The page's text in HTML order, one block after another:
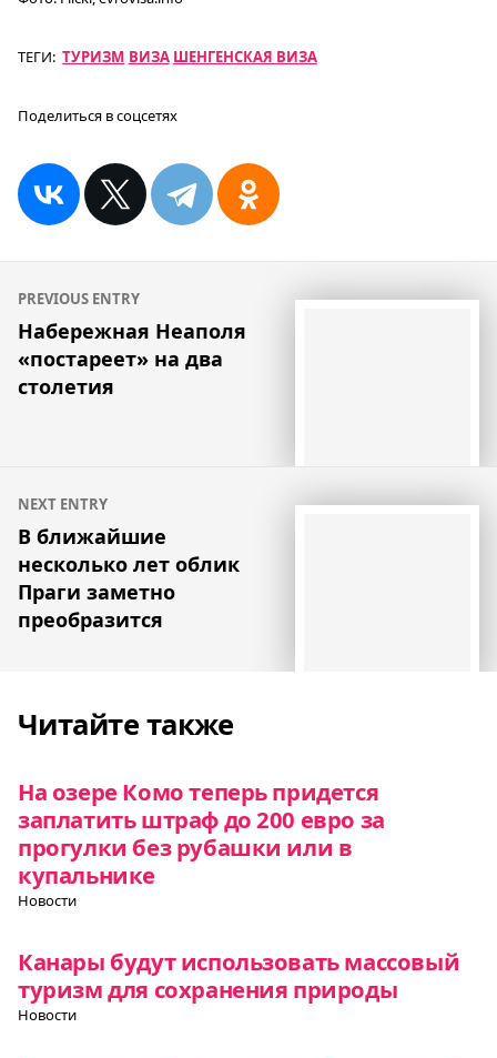
ТЕГИ: ТУРИЗМ ВИЗА ШЕНГЕНСКАЯ ВИЗА
Поделиться в соцсетях
Навигация
по
записям
PREVIOUS ENTRY
Набережная Неаполя
«постареет» на два
столетия
NEXT ENTRY
В ближайшие
несколько лет облик
Праги заметно
преобразится
Читайте также
На озере Комо теперь придется
заплатить штраф до 200 евро за
прогулки без рубашки или в
купальнике
Новости
Канары будут использовать массовый
туризм для сохранения природы
Новости